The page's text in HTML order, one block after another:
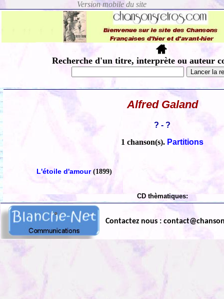
Recherche d'un titre, interprète ou auteur
Alfred Galand
? - ?
1 chanson(s). Partitions
L'étoile d'amour (1899)
CD thèmatiques:
Contactez nous :